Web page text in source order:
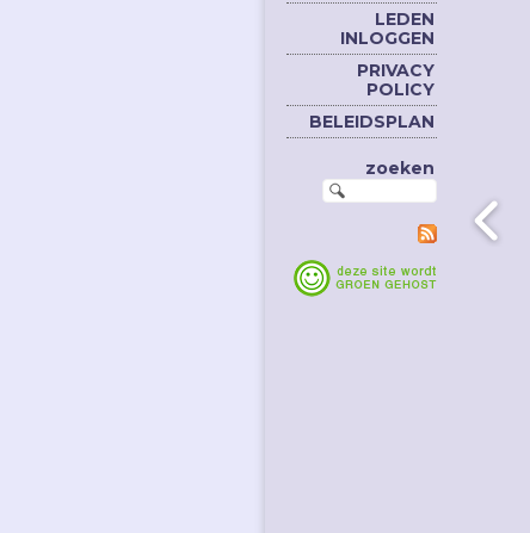
LEDEN
INLOGGEN
PRIVACY
POLICY
BELEIDSPLAN
zoeken